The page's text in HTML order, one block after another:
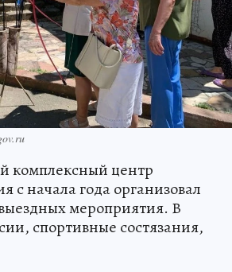
комплексный центр
с начала года организовал
мероприятия. В
спортивные состязания,